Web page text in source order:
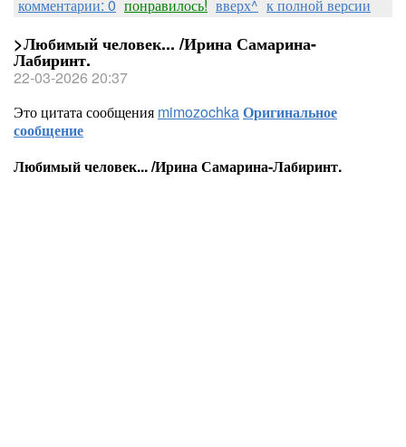
комментарии: 0 понравилось! вверх^ к полной версии
>Любимый человек... /Ирина Самарина-
Лабиринт.
22-03-2026 20:37
Это цитата сообщения mimozochkaОригинальное
сообщение
Любимый человек... /Ирина Самарина-Лабиринт.